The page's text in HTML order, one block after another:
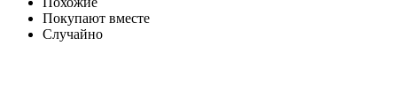
Покупают вместе
Случайно